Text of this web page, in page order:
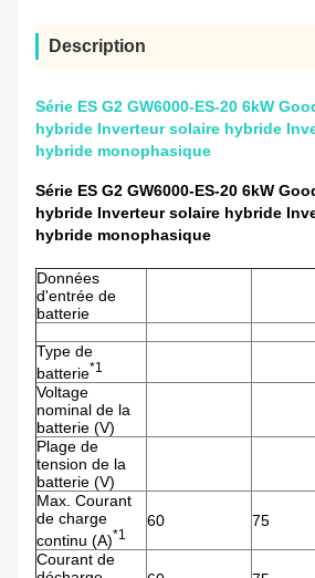
Description
Série ES G2 GW6000-ES-20 6kW
hybride Inverteur solaire hybride
hybride monophasique
Série ES G2 GW6000-ES-20 6kW
hybride Inverteur solaire hybride
hybride monophasique
Données
d'entrée de
batterie
Type de
batterie*1
Voltage
nominal de la
batterie (V)
Plage de
tension de la
batterie (V)
Max. Courant
de charge
continu (A)*1
60 75
Courant de